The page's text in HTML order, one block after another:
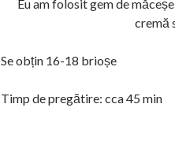
Eu am folosit gem de
cremă
Se obțin 16-18 brioșe
Timp de pregătire: cca 45 min